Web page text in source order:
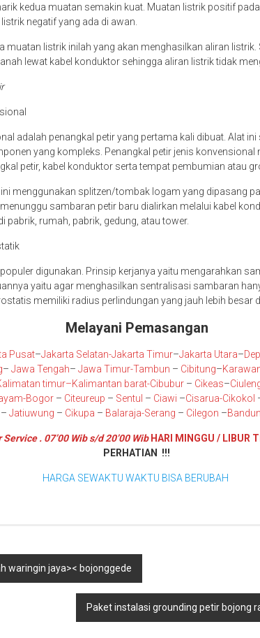
kedua muatan semakin kuat. Muatan listrik positif
negatif yang ada di awan.
muatan listrik inilah yang akan menghasilkan aliran listrik.
lewat kabel konduktor sehingga aliran listrik tidak
adalah penangkal petir yang pertama kali dibuat. Alat
yang kompleks. Penangkal petir jenis konvensional
petir, kabel konduktor serta tempat pembumian atau
menggunakan splitzen/tombak logam yang dipasang
sambaran petir baru dialirkan melalui kabel
pabrik, rumah, pabrik, gedung, atau tower.
digunakan. Prinsip kerjanya yaitu mengarahkan
yaitu agar menghasilkan sentralisasi sambaran
memiliki radius perlindungan yang jauh lebih besar
Melayani Pemasangan
Pusat–Jakarta Selatan-Jakarta Timur–Jakarta Utara–
– Jawa Tengah– Jawa Timur-Tambun – Cibitung–
alimatan timur–Kalimantan barat-Cibubur– Cikeas–
-Bogor– Citeureup – Sentul – Ciawi –Cisarua-Cikokol
– Jatiuwung – Cikupa – Balaraja-Serang – Cilegon –
. 07’00 Wib s/d 20’00 WibHARI MINGGU / LIBUR
PERHATIAN !!!
HARGA SEWAKTU WAKTU BISA BERUBAH
waringin jaya>< bojonggede
Paket instalasi grounding petir bojong